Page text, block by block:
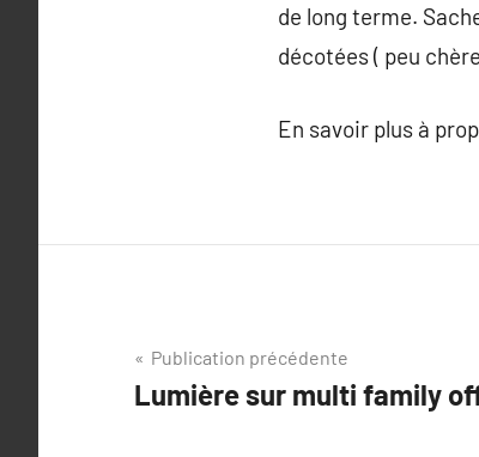
de long terme.
décotées ( peu
En savoir plus à
Navigation
de
Publication précédente
Lumière sur multi family